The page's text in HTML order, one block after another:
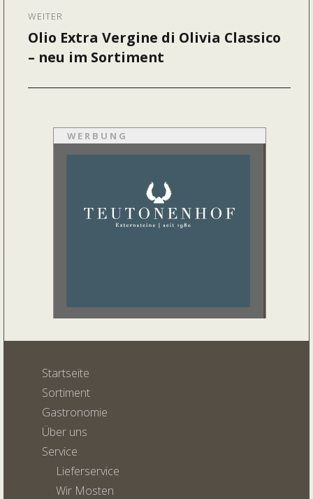
WEITER
Nächster
Beitrag:
Olio Extra Vergine di Olivia Classico
– neu im Sortiment
WERBUNG
Startseite
Sortiment
Gastronomie
Über uns
Service
Lieferservice
Wir Mosten